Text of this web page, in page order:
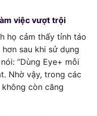
việc vượt trội
họ cảm thấy tỉnh táo
sau khi sử dụng
“Dùng Eye+ mỗi
Nhờ vậy, trong các
còn căng